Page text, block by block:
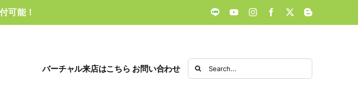
可能！ LINE YouTubeInstagramFacebook
X Blogger
バーチャル来店はこちら お問い合わせ
Search
for: